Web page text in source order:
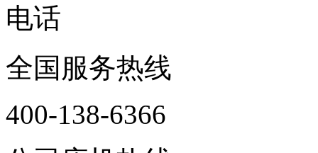
电话
全国服务热线
400-138-6366